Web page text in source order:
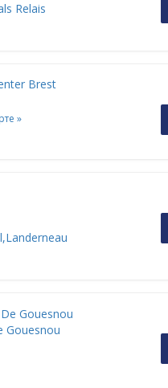
Relais
Brest
»
Gouesnou